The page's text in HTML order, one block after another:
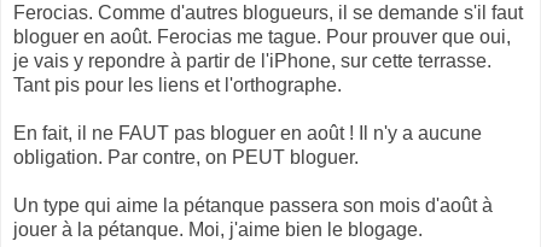
Ferocias. Comme d'autres blogueurs, il se demande s'il faut
bloguer en août. Ferocias me tague. Pour prouver que oui,
je vais y repondre à partir de l'iPhone, sur cette terrasse.
Tant pis pour les liens et l'orthographe.
En fait, il ne FAUT pas bloguer en août ! Il n'y a aucune
obligation. Par contre, on PEUT bloguer.
Un type qui aime la pétanque passera son mois d'août à
jouer à la pétanque. Moi, j'aime bien le blogage.